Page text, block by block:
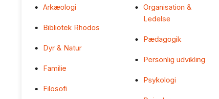
Arkæologi
Bibliotek Rhodos
Dyr & Natur
Familie
Filosofi
Organisation &
Ledelse
Pædagogik
Personlig udvikling
Psykologi